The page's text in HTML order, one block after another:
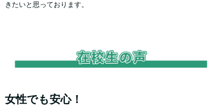
きたいと思っております。
女性でも安心！